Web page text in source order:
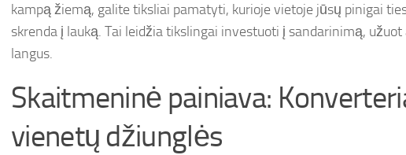
kampą žiemą, galite tiksliai pamatyti, kurioje vietoje jūsų pinigai
skrenda į lauką. Tai leidžia tikslingai investuoti į sandarinimą, užuot
langus.
Skaitmeninė painiava:
vienetų džiunglės